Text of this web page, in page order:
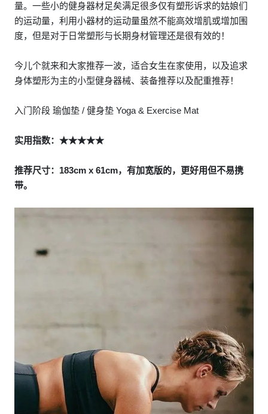
量。一些小的健身器材足矣满足很多仅有塑形诉求的姑娘们
的运动量，利用小器材的运动量虽然不能高效增肌或增加围
度，但是对于日常塑形与长期身材管理还是很有效的！
今儿个就来和大家推荐一波，适合女生在家使用，以及追求
身体塑形为主的小型健身器械、装备推荐以及配重推荐！
入门阶段 瑜伽垫 / 健身垫 Yoga & Exercise Mat
实用指数：★★★★★
推荐尺寸：183cm x 61cm，有加宽版的，更好用但不易携
带。